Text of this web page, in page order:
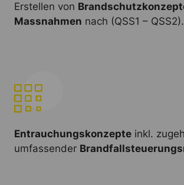
Erstellen von
Massnahmen nach (QSS1 – QSS2).
Entrauchungskonzepte inkl.
umfassender